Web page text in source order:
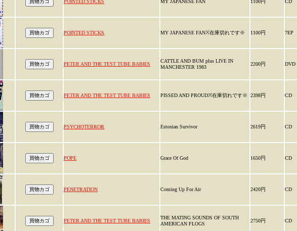
POINTED STICKS MY JAPANESE FAN 1100円 CD
POINTED STICKS MY JAPANESE FAN※在庫切れです※ 1100円 7EP
PETER AND THE TEST TUBE BABIES
CATTLE AND BUM plus LIVE IN
MANCHESTER 1983
2200円 DVD
PETER AND THE TEST TUBE BABIES PISSED AND PROUD※在庫切れです※ 2398円 CD
PSYCHOTERROR Estonian Survivor 2619円 CD
POPE Grace Of God 1650円 CD
PENETRATION Coming Up For Air 2420円 CD
PETER AND THE TEST TUBE BABIES
THE MATING SOUNDS OF SOUTH
AMERICAN FLOGS
2750円 CD